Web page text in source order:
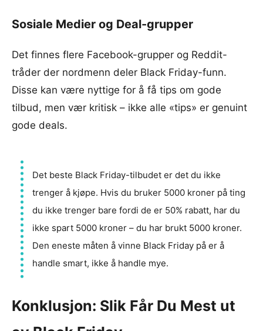
Sosiale Medier og Deal-grupper
Det finnes flere Facebook-grupper og Reddit-
tråder der nordmenn deler Black Friday-funn.
Disse kan være nyttige for å få tips om gode
tilbud, men vær kritisk – ikke alle «tips» er genuint
gode deals.
Det beste Black Friday-tilbudet er det du ikke
trenger å kjøpe. Hvis du bruker 5000 kroner på ting
du ikke trenger bare fordi de er 50% rabatt, har du
ikke spart 5000 kroner – du har brukt 5000 kroner.
Den eneste måten å vinne Black Friday på er å
handle smart, ikke å handle mye.
Konklusjon: Slik Får Du Mest ut